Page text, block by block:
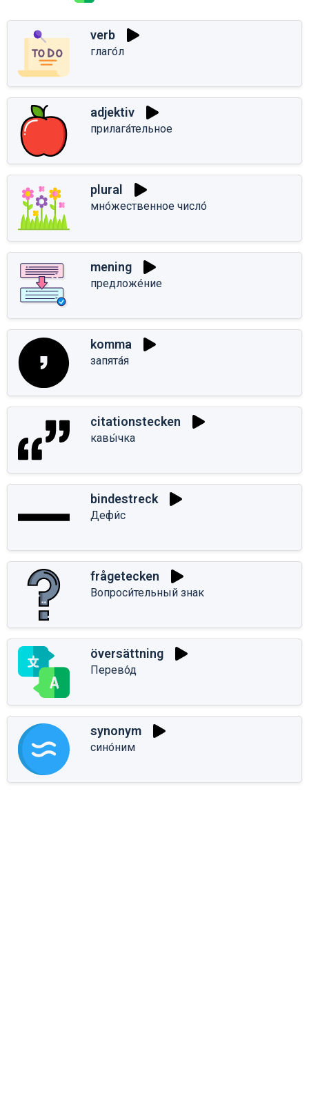
verb
глаго́л
adjektiv
прилага́тельное
plural
мно́жественное число́
mening
предложе́ние
komma
запята́я
citationstecken
кавы́чка
bindestreck
Дефи́с
frågetecken
Вопроси́тельный знак
översättning
Перево́д
synonym
сино́ним